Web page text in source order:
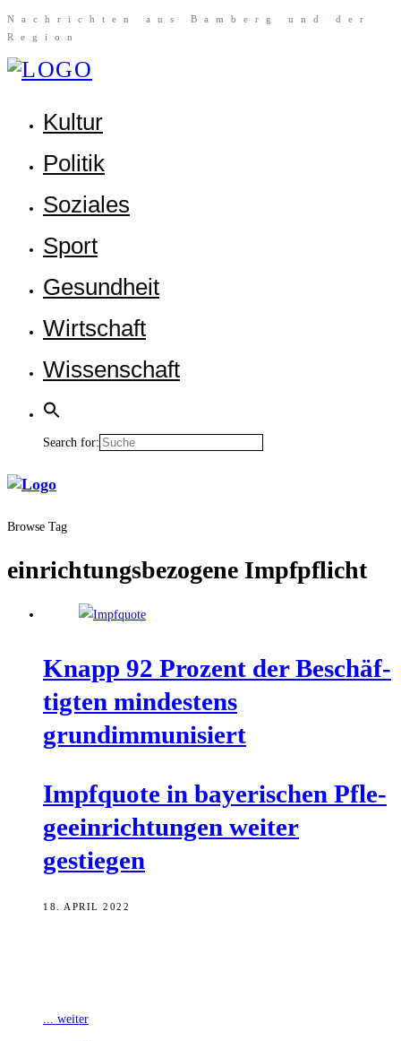
Nach­rich­ten aus Bam­berg und der
Region
Kul­tur
Poli­tik
Sozia­les
Sport
Gesund­heit
Wirt­schaft
Wis­sen­schaft
Search for:
Browse Tag
einrichtungsbezogene Impfpflicht
Knapp 92 Pro­zent der Beschäf­
tig­ten min­des­tens
grundimmunisiert
Impf­quo­te in baye­ri­schen Pfle­
ge­ein­rich­tun­gen wei­ter
gestiegen
18. APRIL 2022
... weiter